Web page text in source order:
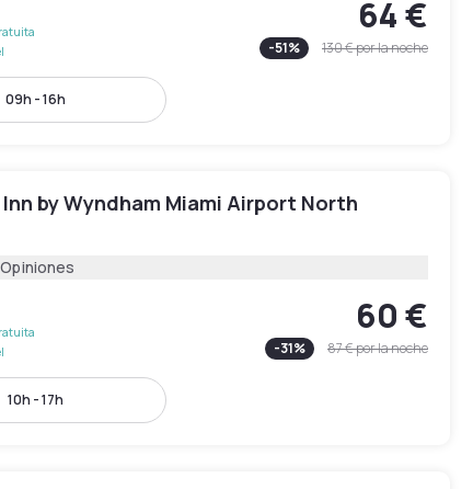
64 €
-51% 130 €por la noche
09h - 16h
by Wyndham Miami Airport North
60 €
-31% 87 €por la noche
10h - 17h